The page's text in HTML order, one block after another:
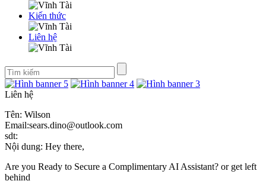
Kiến thức
Liên hệ
Liên hệ
Tên: Wilson
Email:sears.dino@outlook.com
sdt:
Nội dung: Hey there,
Are you Ready to Secure a Complimentary AI Assistant? or get left
behind